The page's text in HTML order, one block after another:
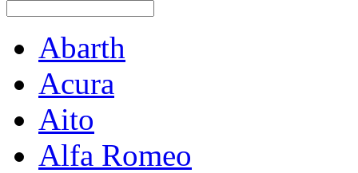
Abarth
Acura
Aito
Alfa Romeo